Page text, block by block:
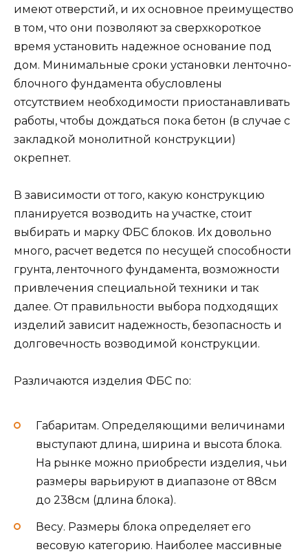
имеют отверстий, и их основное преимущество
в том, что они позволяют за сверхкороткое
время установить надежное основание под
дом. Минимальные сроки установки ленточно-
блочного фундамента обусловлены
отсутствием необходимости приостанавливать
работы, чтобы дождаться пока бетон (в случае с
закладкой монолитной конструкции)
окрепнет.
В зависимости от того, какую конструкцию
планируется возводить на участке, стоит
выбирать и марку ФБС блоков. Их довольно
много, расчет ведется по несущей способности
грунта, ленточного фундамента, возможности
привлечения специальной техники и так
далее. От правильности выбора подходящих
изделий зависит надежность, безопасность и
долговечность возводимой конструкции.
Различаются изделия ФБС по:
Габаритам. Определяющими величинами
выступают длина, ширина и высота блока.
На рынке можно приобрести изделия, чьи
размеры варьируют в диапазоне от 88см
до 238см (длина блока).
Весу. Размеры блока определяет его
весовую категорию. Наиболее массивные